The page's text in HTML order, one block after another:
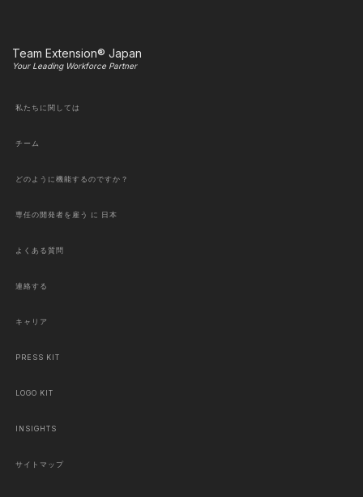
Team Extension® Japan
Your Leading Workforce Partner
私たちに関しては
チーム
どのように機能するのですか？
専任の開発者を雇う に 日本
よくある質問
連絡する
キャリア
PRESS KIT
LOGO KIT
INSIGHTS
サイトマップ